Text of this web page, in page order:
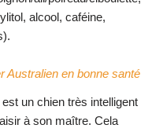
Australien en bonne santé
un chien très intelligent
à son maître. Cela